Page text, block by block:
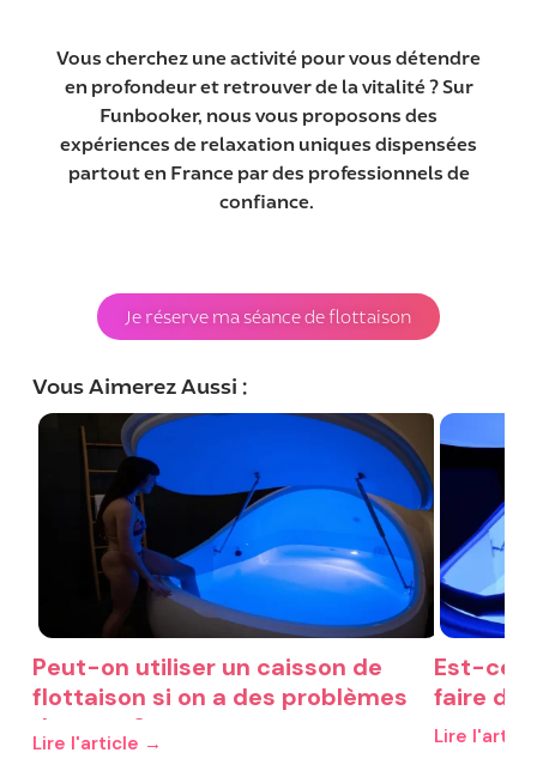
Vous cherchez une activité pour vous détendre
en profondeur et retrouver de la vitalité ? Sur
Funbooker, nous vous proposons des
expériences de relaxation uniques dispensées
partout en France par des professionnels de
confiance.
Je réserve ma séance de flottaison
Vous Aimerez Aussi :
Peut-on utiliser un caisson de
flottaison si on a des problèmes
de peau ?
Est-ce
faire de